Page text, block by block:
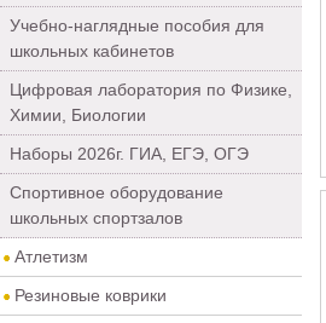
Учебно-наглядные пособия для
школьных кабинетов
Цифровая лаборатория по Физике,
Химии, Биологии
Наборы 2026г. ГИА, ЕГЭ, ОГЭ
Спортивное оборудование
школьных спортзалов
Атлетизм
Резиновые коврики